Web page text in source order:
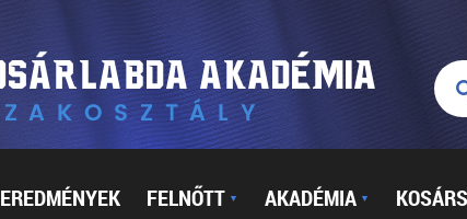
EREDMÉNYEK FELNŐTT ▼ AKADÉMIA ▼